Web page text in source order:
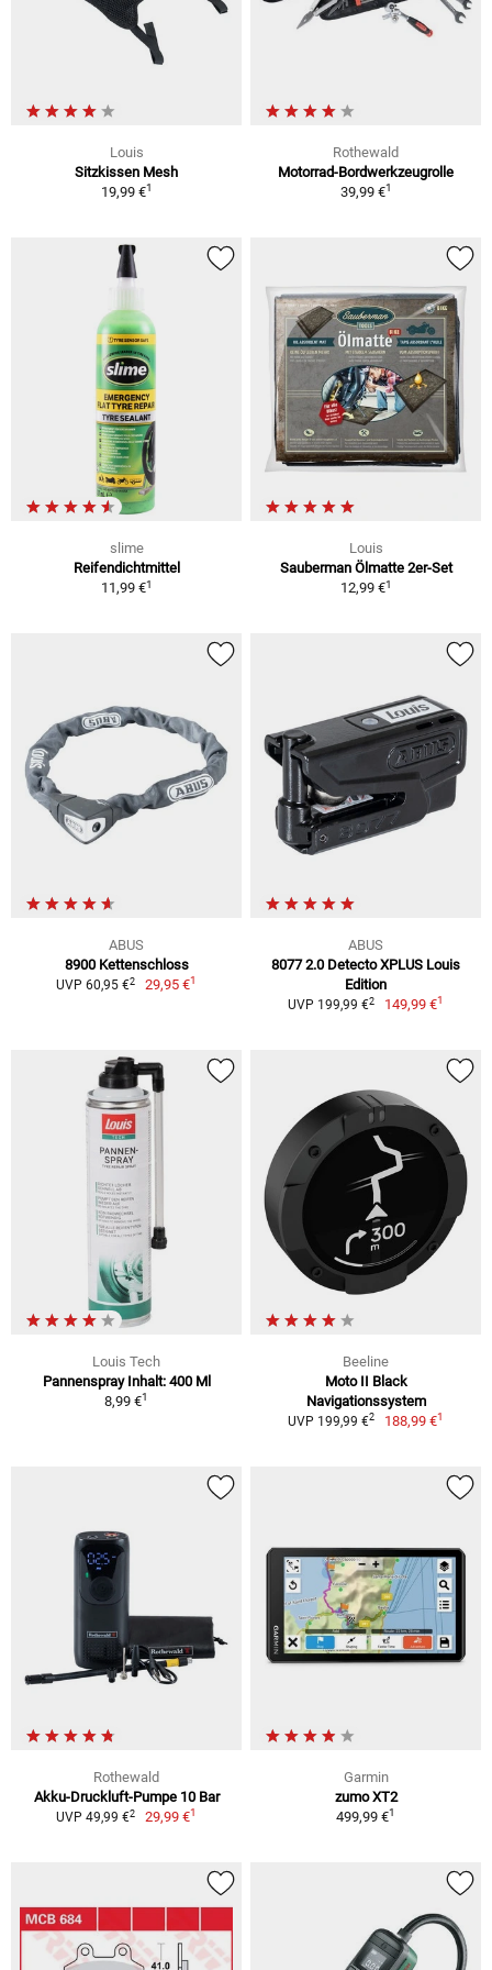
Louis
Sitzkissen Mesh
19,99 €1
Rothewald
Motorrad-Bordwerkzeugrolle
39,99 €1
slime
Reifendichtmittel
11,99 €1
Louis
Sauberman Ölmatte 2er-Set
12,99 €1
ABUS
8900 Kettenschloss
UVP 60,95 €2 29,95 €1
ABUS
8077 2.0 Detecto XPLUS Louis
Edition
UVP 199,99 €2 149,99 €1
Louis Tech
Pannenspray Inhalt: 400 Ml
8,99 €1
Beeline
Moto II Black
Navigationssystem
UVP 199,99 €2 188,99 €1
Rothewald
Akku-Druckluft-Pumpe 10 Bar
UVP 49,99 €2 29,99 €1
Garmin
zumo XT2
499,99 €1